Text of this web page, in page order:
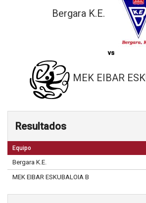
Bergara K.E.
vs
MEK EIBAR
Resultados
Equipo
Bergara K.E.
MEK EIBAR ESKUBALOIA B